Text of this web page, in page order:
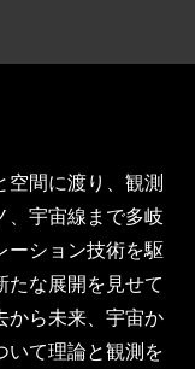
空間に渡り、観測
、宇宙線まで多岐
ーション技術を駆
たな展開を見せて
から未来、宇宙か
いて理論と観測を